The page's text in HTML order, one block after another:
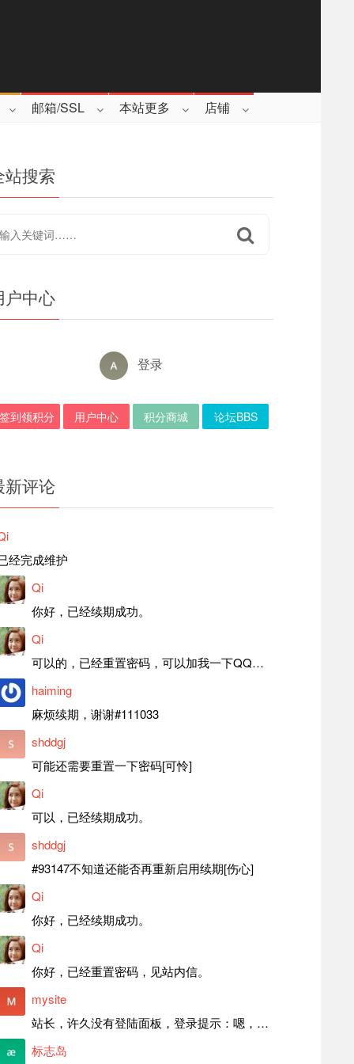
邮箱/SSL 本站更多 店铺
站搜索
户中心
登录
签到领积分 用户中心 积分商城 论坛BBS
新评论
经完成维护
Qi
你好，已经续期成功。
Qi
可以的，已经重置密码，可以加我一下QQ，留言后我就发密码给你。
haiming
麻烦续期，谢谢#111033
shddgj
可能还需要重置一下密码[可怜]
Qi
可以，已经续期成功。
shddgj
#93147不知道还能否再重新启用续期[伤心]
Qi
你好，已经续期成功。
Qi
你好，已经重置密码，见站内信。
mysite
站长，许久没有登陆面板，登录提示：嗯，登录详细信息似乎不正确。请重试。 网站还可以正常使用。如果是密码问题请帮忙重置一下密码。谢谢。订单号：97790，账号：aa20210950。 站长，提交了工单，你回复续期成功，不过我的问题是面部登陆信息有问题，一直是初始密码，现在无法登陆，有时间麻烦排查一下。
标志岛